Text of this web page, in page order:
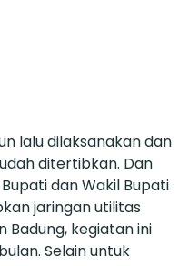
lalu dilaksanakan dan
ditertibkan. Dan
dan Wakil Bupati
jaringan utilitas
Badung, kegiatan ini
Selain untuk